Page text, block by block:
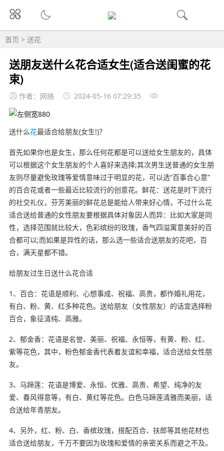
首页 > 送花
送朋友送什么花合适女生(适合送闺蜜的花
束)
作者：网络 2024-05-16 07:29:35
送什么花最适合给朋友(女生!)？
首先如果你也是女生，那么任何花都是可以送给女生朋友的，具体
可以根据这个女生朋友的个人喜好来选择;其次男生送普通的女生朋
友则尽量避免玫瑰等爱情意味过于明显的花，可以选“百事合心意”
的百合花或者一些最近比较流行的创意花。鲜花：送花是时下流行
的社交礼仪，芬芳美丽的鲜花总是能给人带来好心情，不过什么花
适合送给普通的女性朋友要根据具体对象因人而异：比如大家是同
性，选择范围就比较大，色彩缤纷的玫瑰，香气四溢寓意美好的百
合都可以;而如果是异性的话，那么选一些适合送朋友的花吧，百
合，满天星都不错。
给朋友过生日送什么花合适
1、百合：花语是顺利、心想事成、祝福、高贵，都作婚礼用花，
有白、粉、黄、红多种花色。送给朋友（女性朋友）的话宜选择粉
百合，象征清纯、高雅。
2、郁金香：花语是名誉、美丽、祝福、永恒等，有黄、粉、红、
紫等花色，其中，粉色郁金香代表着友谊和幸福，适合送给女性朋
友。
3、马蹄莲：花语是博爱、永恒、优雅、高贵、希望、纯净的友
爱、春风得意等，有白、黄红等花色。白色马蹄莲清雅而美丽，适
合送给年青朋友。
4、另外，红、粉、白、香槟玫瑰，搭配百合、扶郎等其他花材也
适合送给朋友，千万不要因为玫瑰和爱情的亲密关系而避之不及。